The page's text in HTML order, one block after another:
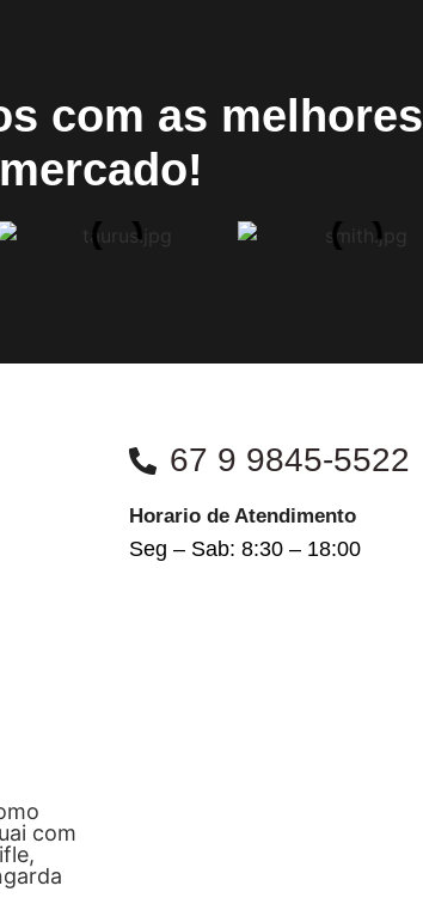
com as melhores
com
67 9 9845-5522
Horario de Atendimento
Seg – Sab: 8:30 – 18:00